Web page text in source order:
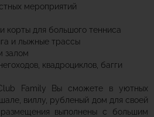
мероприятий
корты для большого тенниса
и лыжные трассы
залом
квадроциклов, багги
Family Вы сможете в уютных
виллу, рубленый дом для своей
выполнены с большим